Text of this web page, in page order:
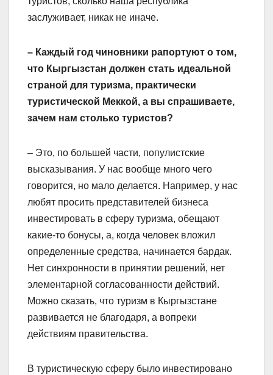
заслуживает, никак не иначе.
– Каждый год чиновники рапортуют о том,
что Кыргызстан должен стать идеальной
страной для туризма, практически
туристической Меккой, а вы спрашиваете,
зачем нам столько туристов?
– Это, по большей части, популистские
высказывания. У нас вообще много чего
говорится, но мало делается. Например, у нас
любят просить представителей бизнеса
инвестировать в сферу туризма, обещают
какие-то бонусы, а, когда человек вложил
определенные средства, начинается бардак.
Нет синхронности в принятии решений, нет
элементарной согласованности действий.
Можно сказать, что туризм в Кыргызстане
развивается не благодаря, а вопреки
действиям правительства.
В туристическую сферу было инвестировано